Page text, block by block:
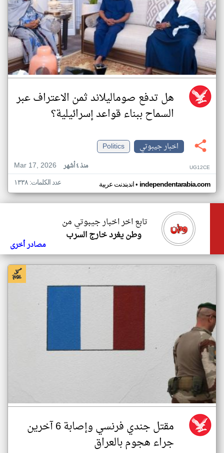
هل تدفع صوماليلاند ثمن الاعتراف عبر
السماح ببناء قواعد إسرائيلية؟
اخبار جيبوتي
Politics
Mar 17, 2026
منذ ٤ أشهر UG12CE
اندبندنت عربية• independentarabia.com عدد الكلمات: ١٣٣٨
تابع اخر اخبار جيبوتي من
وطن يغرد خارج السرب
مصادر أخرى
مقتل جندي فرنسي وإصابة 6 آخرين
جراء هجوم بالعراق